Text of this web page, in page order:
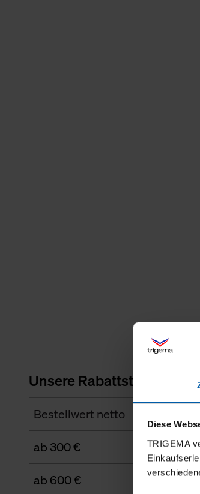
Diese
TRIGEMA
Unsere Rabattstaffel
Bestellwert netto
ab 300 €
ab 600 €